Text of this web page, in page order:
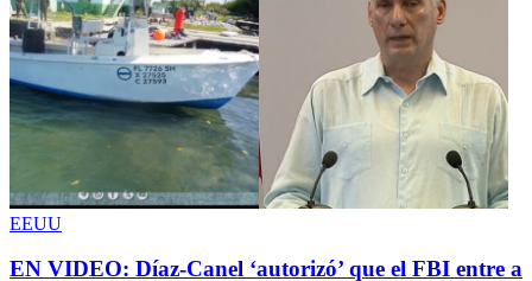
EEUU
EN VIDEO: Díaz-Canel ‘autorizó’ que el FBI entre a